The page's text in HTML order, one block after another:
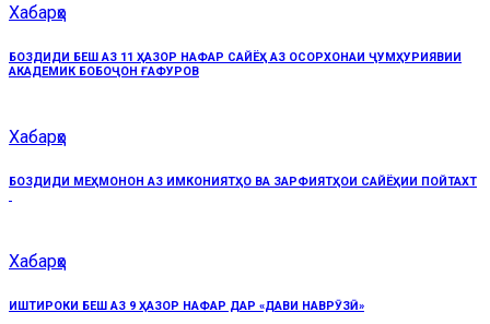
Хабарҳо
БОЗДИДИ БЕШ АЗ 11 ҲАЗОР НАФАР САЙЁҲ АЗ ОСОРХОНАИ ҶУМҲУРИЯВИИ
АКАДЕМИК БОБОҶОН ҒАФУРОВ
Хабарҳо
БОЗДИДИ МЕҲМОНОН АЗ ИМКОНИЯТҲО ВА ЗАРФИЯТҲОИ САЙЁҲИИ ПОЙТАХТ
Хабарҳо
ИШТИРОКИ БЕШ АЗ 9 ҲАЗОР НАФАР ДАР «ДАВИ НАВРӮЗӢ»